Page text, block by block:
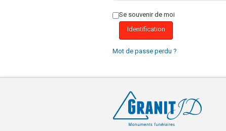
Se souvenir de moi
Identification
Mot de passe perdu ?